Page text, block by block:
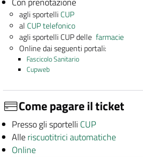
agli sportelli CUP
al CUP telefonico
agli sportelli CUP dellefarmacie
Online dai seguenti portali:
Fascicolo Sanitario
Cupweb
Come pagare il ticket
Presso gli sportelli CUP
Alleriscuotitrici automatiche
Online